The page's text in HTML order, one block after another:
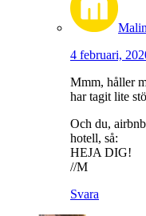
4 februari,
Mmm, håller
har tagit lite
Och du,
hotell, så:
HEJA DIG!
//M
Svara